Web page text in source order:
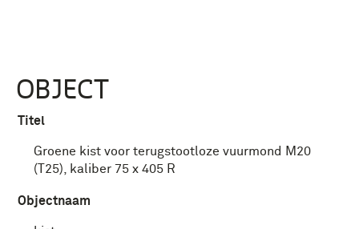
OBJECT
Titel
Groene kist voor terugstootloze vuurmond M20
(T25), kaliber 75 x 405 R
Objectnaam